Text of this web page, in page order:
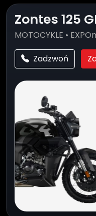
Zontes 125
MOTOCYKLE •
Zadzwoń
Poprzednie